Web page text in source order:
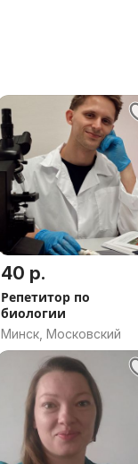
40 р.
Репетитор по
биологии
Минск, Московский